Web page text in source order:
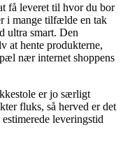
få leveret til hvor du bor
i mange tilfælde en tak
ultra smart. Den
at hente produkterne,
nær internet shoppens
er jo særligt
fluks, så herved er det
leveringstid